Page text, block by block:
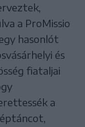
a ProMissio
hasonlót
és
fiataljai
a